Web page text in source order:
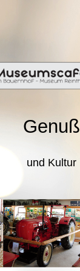
Genuß
und Kultur